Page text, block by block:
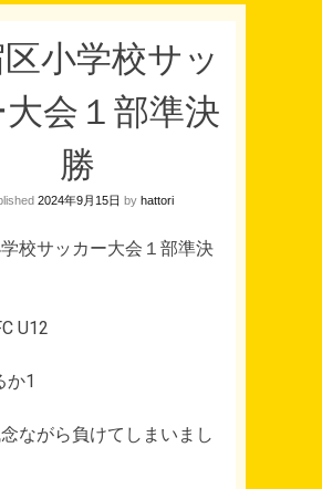
小学校サッ
大会１部準決
勝
2024年9月15日 by hattori
校サッカー大会１部準決
U12
1
ながら負けてしまいまし